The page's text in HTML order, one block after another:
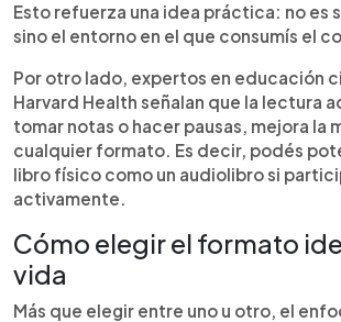
Esto refuerza una idea práctica: no es
sino el entorno en el que consumís el
Por otro lado, expertos en educación
Harvard Health señalan que la lectura
tomar notas o hacer pausas, mejora la
cualquier formato. Es decir, podés
libro físico como un audiolibro si
activamente.
Cómo elegir el formato
vida
Más que elegir entre uno u otro, el